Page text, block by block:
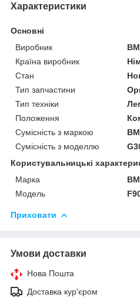
Характеристики
Основні
Виробник
Країна виробник
Стан
Тип запчастини
Тип техніки
Положення
Сумісність з маркою
Сумісність з моделлю
Користувальницькі
Марка
Модель
Приховати
Умови доставки
Нова Пошта
Доставка кур'єром